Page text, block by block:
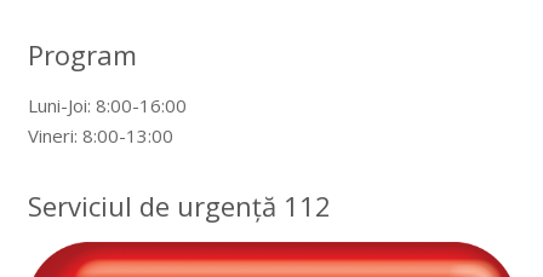
Program
Luni-Joi: 8:00-16:00
Vineri: 8:00-13:00
Serviciul de urgență 112